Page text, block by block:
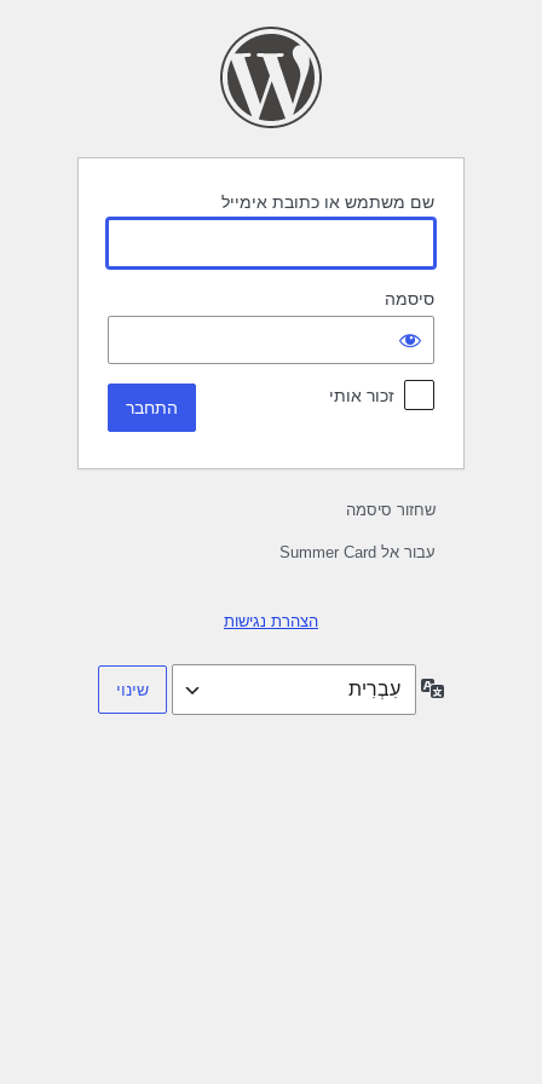
שם משתמש או כתובת אימייל
סיסמה
זכור אותי
שחזור סיסמה
עבור אל Summer Card
הצהרת נגישות
שפה